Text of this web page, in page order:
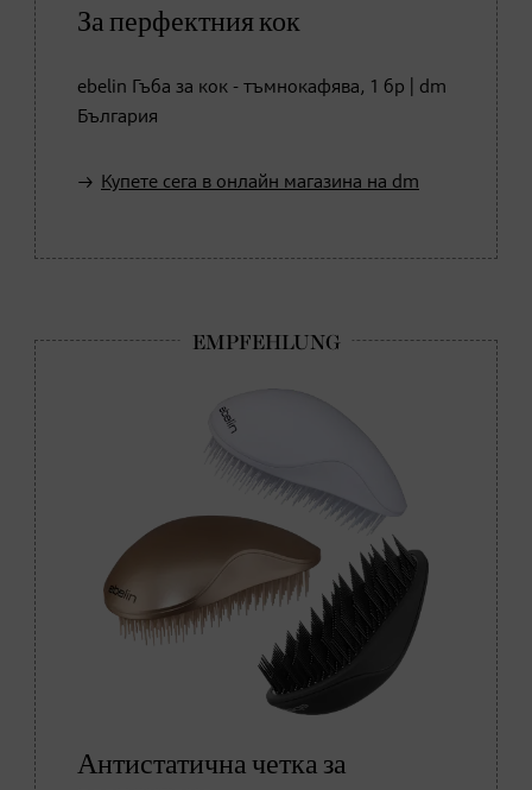
За перфектния кок
ebelin Гъба за кок - тъмнокафява, 1 бр | dm
България
Купете сега в онлайн магазина на dm
Антистатична четка за